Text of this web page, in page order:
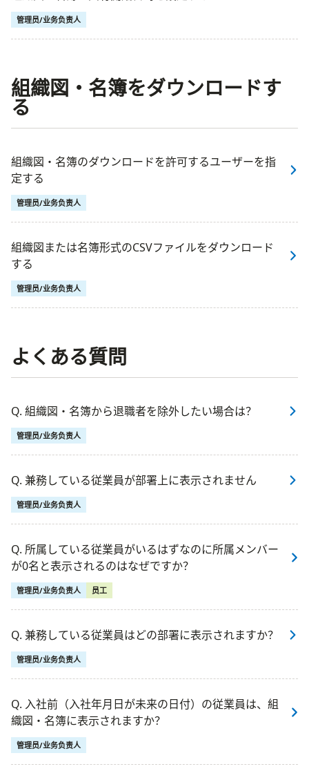
管理员/业务负责人
組織図・名簿をダウンロードす
る
組織図・名簿のダウンロードを許可するユーザーを指
定する
管理员/业务负责人
組織図または名簿形式のCSVファイルをダウンロード
する
管理员/业务负责人
よくある質問
Q. 組織図・名簿から退職者を除外したい場合は？
管理员/业务负责人
Q. 兼務している従業員が部署上に表示されません
管理员/业务负责人
Q. 所属している従業員がいるはずなのに所属メンバー
が0名と表示されるのはなぜですか？
管理员/业务负责人 员工
Q. 兼務している従業員はどの部署に表示されますか？
管理员/业务负责人
Q. 入社前（入社年月日が未来の日付）の従業員は、組
織図・名簿に表示されますか？
管理员/业务负责人